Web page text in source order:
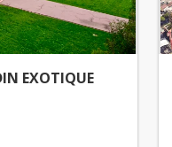
EXOTIQUE